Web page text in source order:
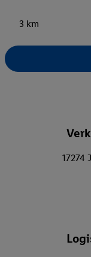
3 km
17274